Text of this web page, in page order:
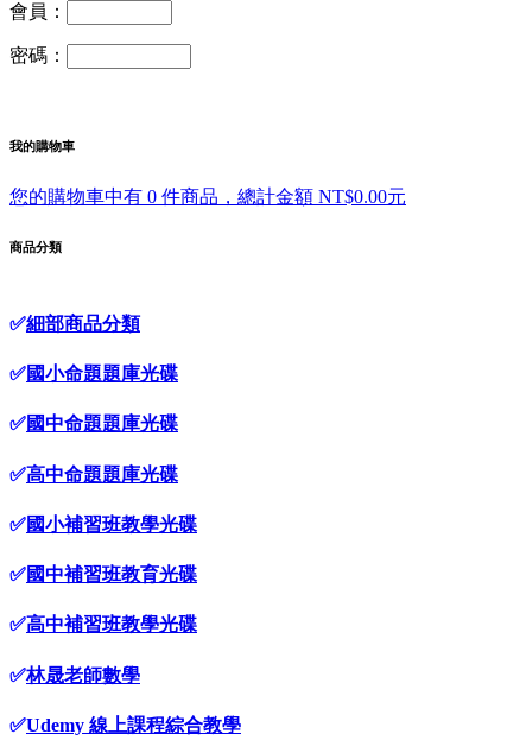
會員：
密碼：
我的購物車
您的購物車中有 0 件商品，總計金額 NT$0.00元
商品分類
✅細部商品分類
✅國小命題題庫光碟
✅國中命題題庫光碟
✅高中命題題庫光碟
✅國小補習班教學光碟
✅國中補習班教育光碟
✅高中補習班教學光碟
✅林晟老師數學
✅Udemy 線上課程綜合教學